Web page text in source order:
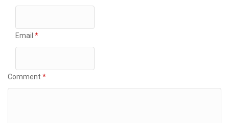
Email *
Comment *